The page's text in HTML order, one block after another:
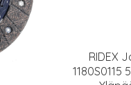
RIDEX
1180S0115